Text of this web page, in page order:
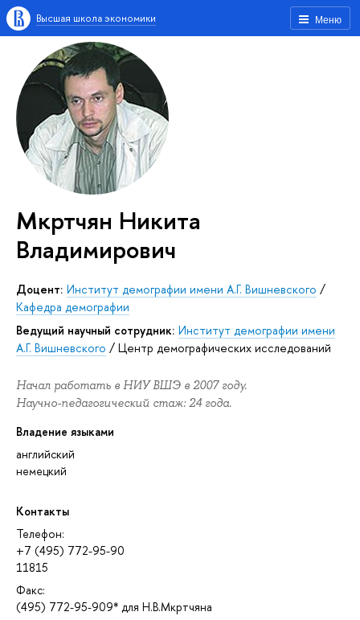
Меню
Высшая школа экономики
Мкртчян Никита
Владимирович
доцент: Институт демографии имени А.Г. Вишневского /
Кафедра демографии
Ведущий научный сотрудник: Институт демографии имени
А.Г. Вишневского / Центр демографических исследований
Начал работать в НИУ ВШЭ в 2007 году.
Научно-педагогический стаж: 24 года.
Владение языками
английский
немецкий
Контакты
Телефон:
+7 (495) 772-95-90
11815
Факс:
(495) 772-95-909* для Н.В.Мкртчяна